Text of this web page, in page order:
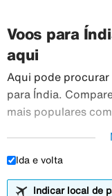
Voos para
aqui
Aqui pode
para Índia.
mais populares
Ida e volta
Indicar local de